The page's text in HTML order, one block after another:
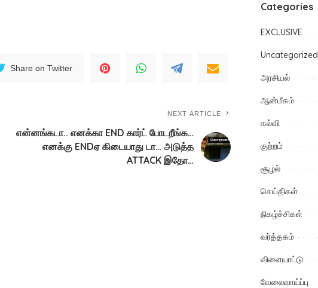
Share on Twitter
NEXT ARTICLE
என்னங்கடா.. எனக்கா END கார்ட் போடறீங்க…
எனக்கு ENDஏ கிடையாது டா… அடுத்த
ATTACK இதோ…
Categories
EXCLUSIVE
Uncategorized
அரசியல்
ஆன்மீகம்
கல்வி
குற்றம்
சூழல்
செய்திகள்
நிகழ்ச்சிகள்
வர்த்தகம்
விளையாட்டு
வேலைவாய்ப்பு